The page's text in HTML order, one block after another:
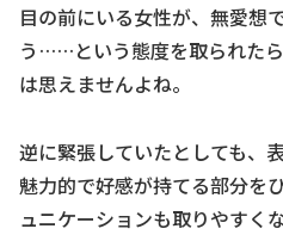
目の前にいる女性が、無愛想
う……という態度を取られた
は思えませんよね。
逆に緊張していたとしても、
魅力的で好感が持てる部分を
ュニケーションも取りやすく